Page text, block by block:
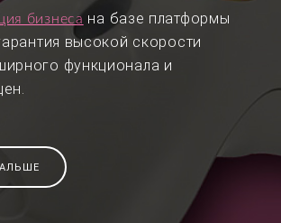
бизнеса на базе платформы
высокой скорости
функционала и